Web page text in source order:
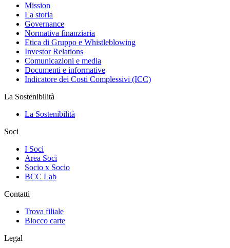
Mission
La storia
Governance
Normativa finanziaria
Etica di Gruppo e Whistleblowing
Investor Relations
Comunicazioni e media
Documenti e informative
Indicatore dei Costi Complessivi (ICC)
La Sostenibilità
La Sostenibilità
Soci
I Soci
Area Soci
Socio x Socio
BCC Lab
Contatti
Trova filiale
Blocco carte
Legal